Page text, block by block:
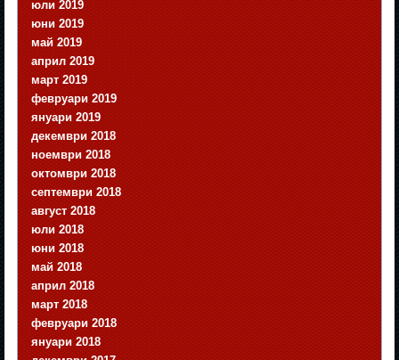
юли 2019
юни 2019
май 2019
април 2019
март 2019
февруари 2019
януари 2019
декември 2018
ноември 2018
октомври 2018
септември 2018
август 2018
юли 2018
юни 2018
май 2018
април 2018
март 2018
февруари 2018
януари 2018